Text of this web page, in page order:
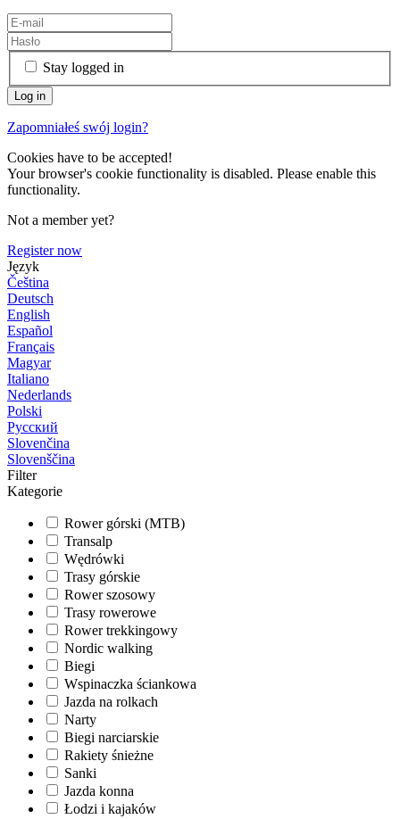
Stay logged in
Zapomniałeś swój login?
Cookies have to be accepted!
Your browser's cookie functionality is disabled. Please enable this
functionality.
Not a member yet?
Register now
Język
Čeština
Deutsch
English
Español
Français
Magyar
Italiano
Nederlands
Polski
Русский
Slovenčina
Slovenščina
Filter
Kategorie
Rower górski (MTB)
Transalp
Wędrówki
Trasy górskie
Rower szosowy
Trasy rowerowe
Rower trekkingowy
Nordic walking
Biegi
Wspinaczka ściankowa
Jazda na rolkach
Narty
Biegi narciarskie
Rakiety śnieżne
Sanki
Jazda konna
Łodzi i kajaków